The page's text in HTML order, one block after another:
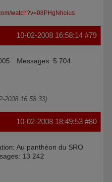
watch?v=08PHgNhoius
#79
10-02-2008 16:58:14
Messages: 5 704
2008 16:58:33)
#80
10-02-2008 18:49:53
Au panthéon du SRO
13 242